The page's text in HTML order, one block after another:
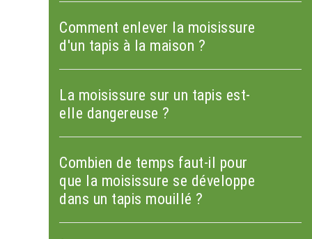
Comment enlever la moisissure
d'un tapis à la maison ?
La moisissure sur un tapis est-
elle dangereuse ?
Combien de temps faut-il pour
que la moisissure se développe
dans un tapis mouillé ?